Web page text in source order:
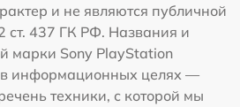
и не являются публичной
ст. 437 ГК РФ. Названия и
марки Sony PlayStation
в информационных целях —
техники, с которой мы